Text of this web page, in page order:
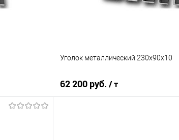
Уголок металлический 230х90х10
62 200 руб. / т